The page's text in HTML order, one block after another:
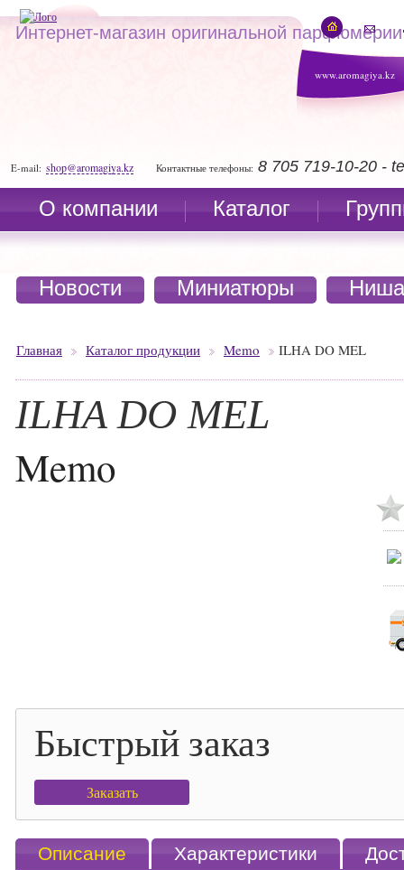
www.aromagiya.kz
Интернет-магазин оригинальной парфюмерии
E-mail: shop@aromagiya.kz Контактные телефоны: 8 705 719-10-20 -
О компании Каталог
Новости Миниатюры
Главная Каталог продукции Memo ILHA DO MEL
ILHA DO MEL
Memo
Быстрый заказ
Заказать
Описание Характеристики